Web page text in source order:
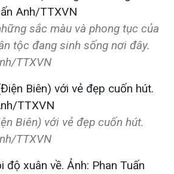
sắc màu và phong tục của
tộc đang sinh sống nơi đây.
TTXVN
Biên) với vẻ đẹp cuốn hút.
TTXVN